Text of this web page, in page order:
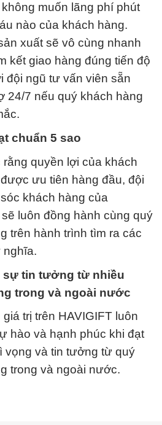
muốn lãng phí phút
nào của khách hàng.
xuất sẽ vô cùng nhanh
kết giao hàng đúng tiến độ
đội ngũ tư vấn viên sẵn
24/7 nếu quý khách hàng
chuẩn 5 sao
quyền lợi của khách
ưu tiên hàng đầu, đội
khách hàng của
sẽ luôn đồng hành cùng quý
trên hành trình tìm ra các
nghĩa.
sự tin tưởng từ nhiều
trong và ngoài nước
trị trên HAVIGIFT luôn
hào và hạnh phúc khi đạt
vọng và tin tưởng từ quý
trong và ngoài nước.